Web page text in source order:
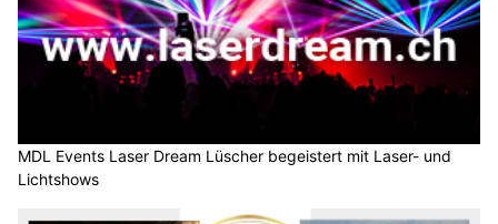
MDL Events Laser Dream Lüscher begeistert mit Laser- und
Lichtshows